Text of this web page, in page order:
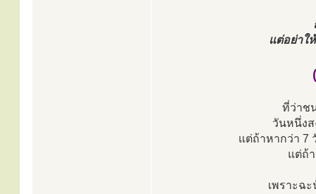
แต่อย่าใ
ที่ว่าช
วันหนึ่ง
แต่ถ้าหากว่า 7
แต่ถ้
เพราะฉ